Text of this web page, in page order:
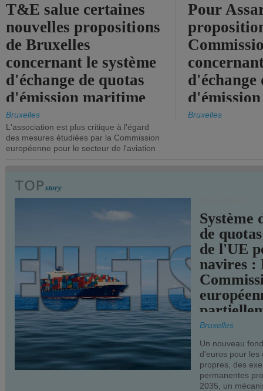
T&E salue certaines
nouvelles propositions
de Bruxelles
concernant le système
d'échange de quotas
d'émission maritime
de l'UE.
Bruxelles
L'association est plus critique à l'égard
des mesures étudiées par la Commission
européenne pour le secteur de l'aviation
Pour
d'échange
timide,
Bruxelles
Système
de
de l'UE
navires :
Bruxelles
Un nouveau
d'euros pour les
propres, des
permanentes
2035, un